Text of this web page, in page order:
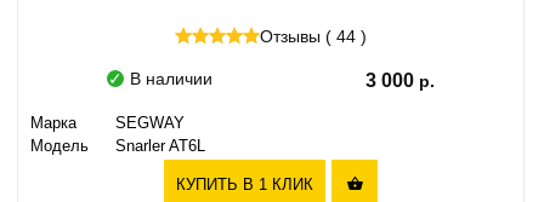
Отзывы ( 44 )
В наличии 3 000
Марка
SEGWAY
Модель
Snarler AT6L
КУПИТЬ В 1 КЛИК 